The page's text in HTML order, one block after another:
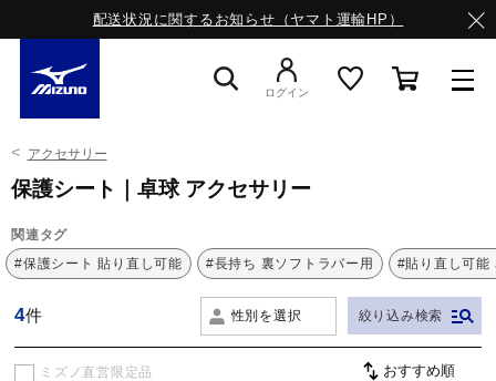
配送状況に関するお知らせ（ヤマト運輸HP）
スニーカー
ログイン
アクセサリー
保護シート｜卓球 アクセサリー
関連タグ
#保護シート 貼り直し可能
#長持ち 裏ソフトラバー用 #貼り直し可能
4件 性別を選択 絞り込み検索
ミズノ直営限定品